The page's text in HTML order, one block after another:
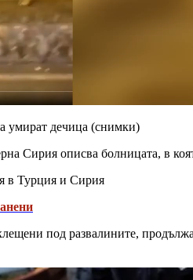
умират дечица (снимки)
Сирия описва болницата, в
в Турция и Сирия
под развалините,